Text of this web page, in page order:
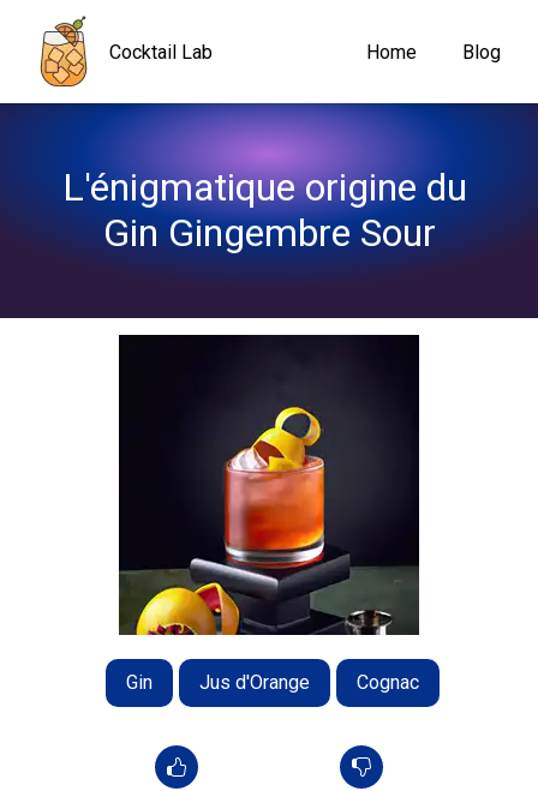
Cocktail Lab Home Blog
L'énigmatique origine du
Gin Gingembre Sour
Gin Jus d'Orange Cognac
Navigated to L'énigmatique origine du Gin Gingembre Sour